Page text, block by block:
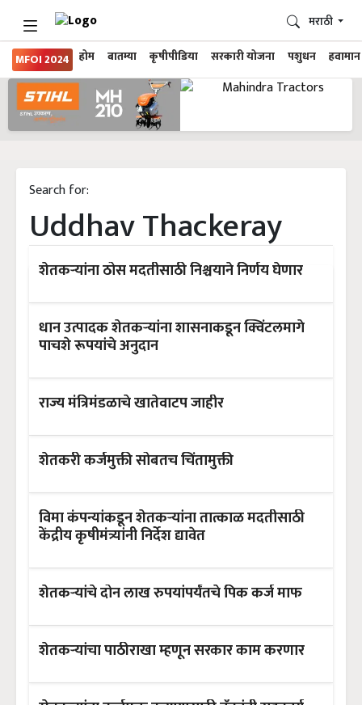
MFOI 2024 होम बातम्या कृषीपीडिया सरकारी योजना पशुधन हवामान
मराठी
Search for:
Uddhav Thackeray
शेतकऱ्यांना ठोस मदतीसाठी निश्चयाने निर्णय घेणार
धान उत्पादक शेतकऱ्यांना शासनाकडून क्विंटलमागे
पाचशे रूपयांचे अनुदान
राज्य मंत्रिमंडळाचे खातेवाटप जाहीर
शेतकरी कर्जमुक्ती सोबतच चिंतामुक्ती
विमा कंपन्यांकडून शेतकऱ्यांना तात्काळ मदतीसाठी
केंद्रीय कृषीमंत्र्यांनी निर्देश द्यावेत
शेतकऱ्यांचे दोन लाख रुपयांपर्यंतचे पिक कर्ज माफ
शेतकऱ्यांचा पाठीराखा म्हणून सरकार काम करणार